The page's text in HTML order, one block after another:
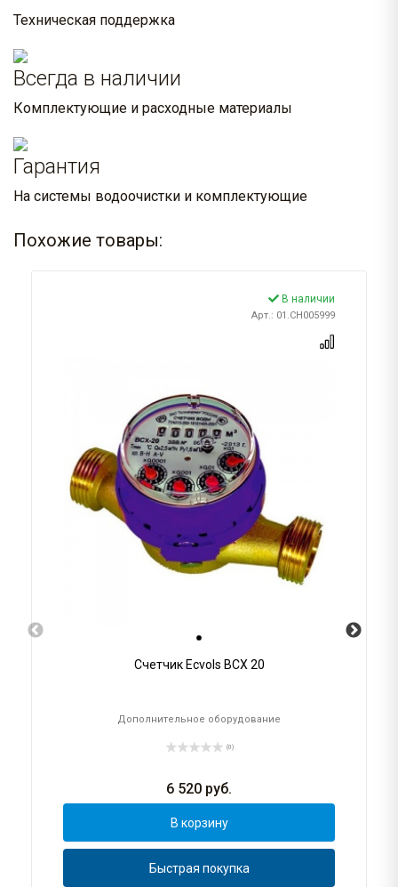
Техническая поддержка
Всегда в наличии
Комплектующие и расходные материалы
Гарантия
На системы водоочистки и комплектующие
Похожие товары:
В наличии
Арт.: 01.CH005999
Счетчик Ecvols ВСХ 20
Дополнительное оборудование
(0)
6 520 руб.
В корзину
Быстрая покупка